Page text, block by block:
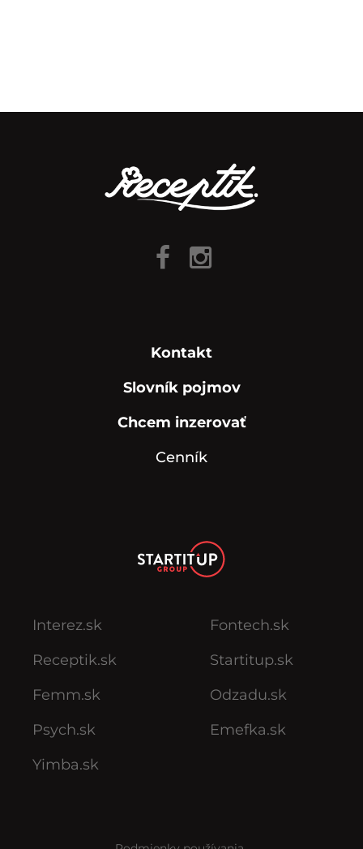
Kontakt
Slovník pojmov
Chcem inzerovať
Cenník
Interez.sk
Receptik.sk
Femm.sk
Psych.sk
Yimba.sk
Fontech.sk
Startitup.sk
Odzadu.sk
Emefka.sk